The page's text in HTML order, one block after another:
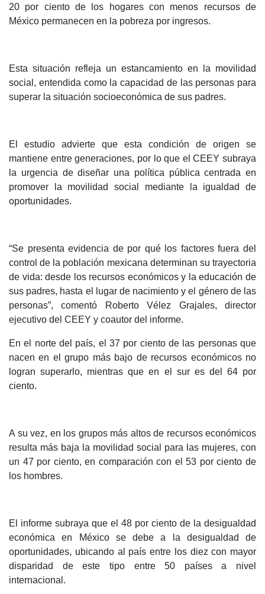
20 por ciento de los hogares con menos recursos de
México permanecen en la pobreza por ingresos.
Esta situación refleja un estancamiento en la movilidad
social, entendida como la capacidad de las personas para
superar la situación socioeconómica de sus padres.
El estudio advierte que esta condición de origen se
mantiene entre generaciones, por lo que el CEEY subraya
la urgencia de diseñar una política pública centrada en
promover la movilidad social mediante la igualdad de
oportunidades.
“Se presenta evidencia de por qué los factores fuera del
control de la población mexicana determinan su trayectoria
de vida: desde los recursos económicos y la educación de
sus padres, hasta el lugar de nacimiento y el género de las
personas”, comentó Roberto Vélez Grajales, director
ejecutivo del CEEY y coautor del informe.
En el norte del país, el 37 por ciento de las personas que
nacen en el grupo más bajo de recursos económicos no
logran superarlo, mientras que en el sur es del 64 por
ciento.
A su vez, en los grupos más altos de recursos económicos
resulta más baja la movilidad social para las mujeres, con
un 47 por ciento, en comparación con el 53 por ciento de
los hombres.
El informe subraya que el 48 por ciento de la desigualdad
económica en México se debe a la desigualdad de
oportunidades, ubicando al país entre los diez con mayor
disparidad de este tipo entre 50 países a nivel
internacional.